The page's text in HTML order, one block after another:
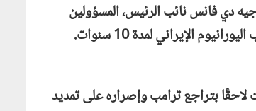
دي فانس نائب الرئيس، المسؤولين
الإيراني لمدة 10 سنوات.
بتراجع ترامب وإصراره على تمديد